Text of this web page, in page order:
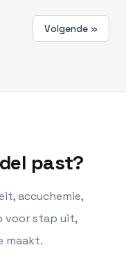
Volgende »
past?
accuchemie,
voor stap uit,
maakt.